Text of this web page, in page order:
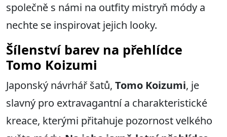
společně s námi na outfity mistryň módy a
nechte se inspirovat jejich looky.
Šílenství barev na přehlídce
Tomo Koizumi
Japonský návrhář šatů, Tomo Koizumi, je
slavný pro extravagantní a charakteristické
kreace, kterými přitahuje pozornost velkého